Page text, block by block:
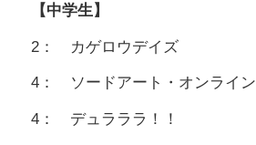
【中学生】
2： カゲロウデイズ
4： ソードアート・オンライン
4： デュラララ！！